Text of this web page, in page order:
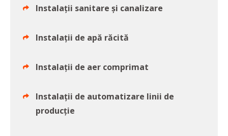
Instalații sanitare și canalizare
Instalații de apă răcită
Instalații de aer comprimat
Instalații de automatizare linii de
producție